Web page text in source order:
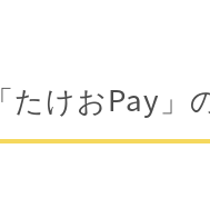
「たけおPay」